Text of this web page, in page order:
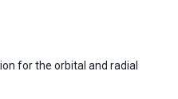
for the orbital and radial